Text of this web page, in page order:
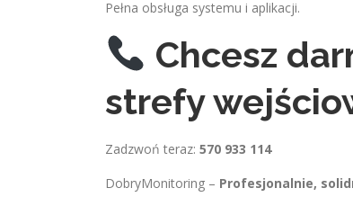
Pełna obsługa systemu i aplikacji.
Chcesz
strefy
Zadzwoń teraz: 570 933 114
DobryMonitoring – Profesjonalnie,